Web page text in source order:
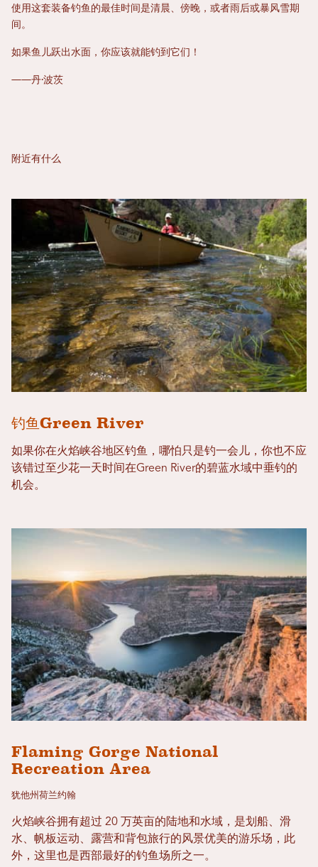
使用这套装备钓鱼的最佳时间是清晨、傍晚，或者雨后或暴风雪期
间。
如果鱼儿跃出水面，你应该就能钓到它们！
——丹·波茨
附近有什么
钓鱼Green River
如果你在火焰峡谷地区钓鱼，哪怕只是钓一会儿，你也不应
该错过至少花一天时间在Green River的碧蓝水域中垂钓的
机会。
Flaming Gorge National
Recreation Area
犹他州荷兰约翰
火焰峡谷拥有超过 20 万英亩的陆地和水域，是划船、滑
水、帆板运动、露营和背包旅行的风景优美的游乐场，此
外，这里也是西部最好的钓鱼场所之一。